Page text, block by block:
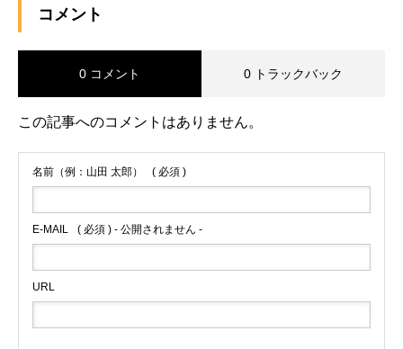
コメント
0 コメント 0 トラックバック
この記事へのコメントはありません。
名前（例：山田 太郎） ( 必須 )
E-MAIL ( 必須 ) - 公開されません -
URL